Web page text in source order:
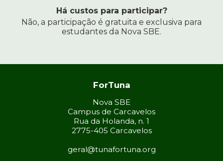
Há custos para participar?
Não, a participação é gratuita e exclusiva para
estudantes da Nova SBE.
ForTuna
Nova SBE
Campus de Carcavelos
Rua da Holanda, n. 1
2775-405 Carcavelos
geral@tunafortuna.org